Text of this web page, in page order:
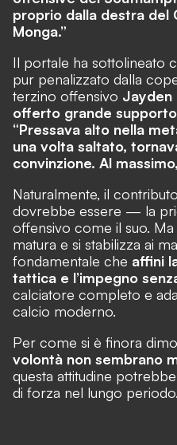
proprio dalla destra del
Monga.”
Il portale ha sottolineato
pur penalizzato dalla
terzino offensivo Jayden
offerto grande
“Pressava alto nella
una volta saltato,
convinzione. Al
Naturalmente, il
dovrebbe essere — la
offensivo come il suo.
matura e si stabilizza ai
fondamentale che affini
tattica e l’impegno
calciatore completo e
calcio moderno.
Per come si è finora
volontà non sembrano
questa attitudine
di forza nel lungo periodo.